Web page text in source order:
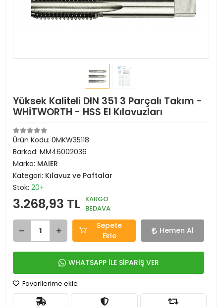
Yüksek Kaliteli DIN 351 3 Parçalı Takım -
WHİTWORTH - HSS El Kılavuzları
Ürün Kodu: 0MKW35118
Barkod: MM46002036
Marka: MAIER
Kategori: Kılavuz ve Paftalar
Stok: 20+
3.268,93 TL KARGO
BEDAVA
Sepete
Ekle
Hemen Al
WHATSAPP İLE SİPARİŞ VER
Favorilerime ekle